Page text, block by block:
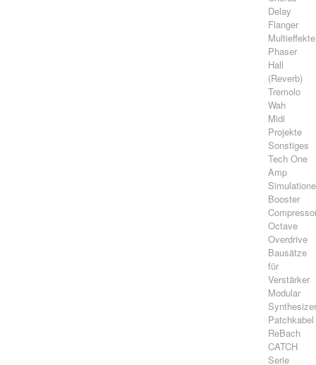
Delay
Flanger
Multieffekte
Phaser
Hall
(Reverb)
Tremolo
Wah
Midi
Projekte
Sonstiges
Tech One
Amp
Booster
Octave
Overdrive
Bausätze
für
Verstärker
Modular
Patchkabel
ReBach
CATCH
Serie